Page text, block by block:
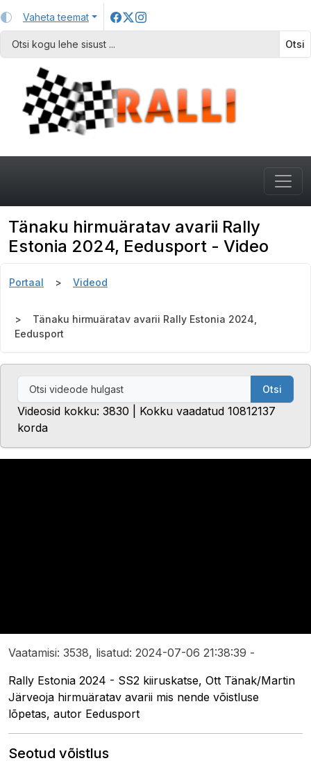
Vaheta teemat
Otsi
Tänaku hirmuäratav avarii Rally
Estonia 2024, Eedusport - Video
Portaal Videod
Tänaku hirmuäratav avarii Rally Estonia 2024,
Eedusport
Otsi
Videosid kokku: 3830 | Kokku vaadatud 10812137
korda
Vaatamisi: 3538, lisatud: 2024-07-06 21:38:39 -
Rally Estonia 2024 - SS2 kiiruskatse, Ott Tänak/Martin
Järveoja hirmuäratav avarii mis nende võistluse
lõpetas, autor Eedusport
Seotud võistlus